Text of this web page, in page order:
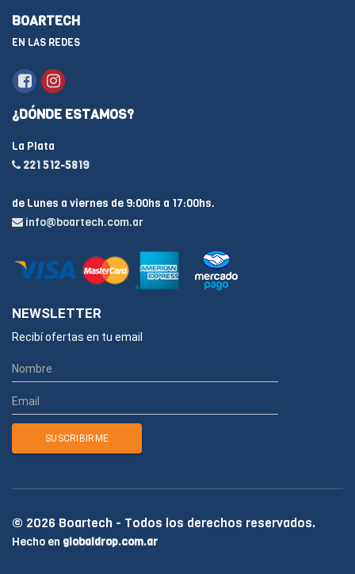
BOARTECH
EN LAS REDES
¿DÓNDE ESTAMOS?
La Plata
221 512-5819
de Lunes a viernes de 9:00hs a 17:00hs.
info@boartech.com.ar
NEWSLETTER
Recibí ofertas en tu email
© 2026 Boartech - Todos los derechos reservados.
Hecho en globaldrop.com.ar